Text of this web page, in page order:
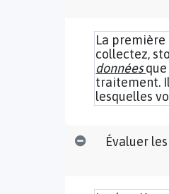
La
collectez,
données
traitement.
lesquelles
Évaluer les